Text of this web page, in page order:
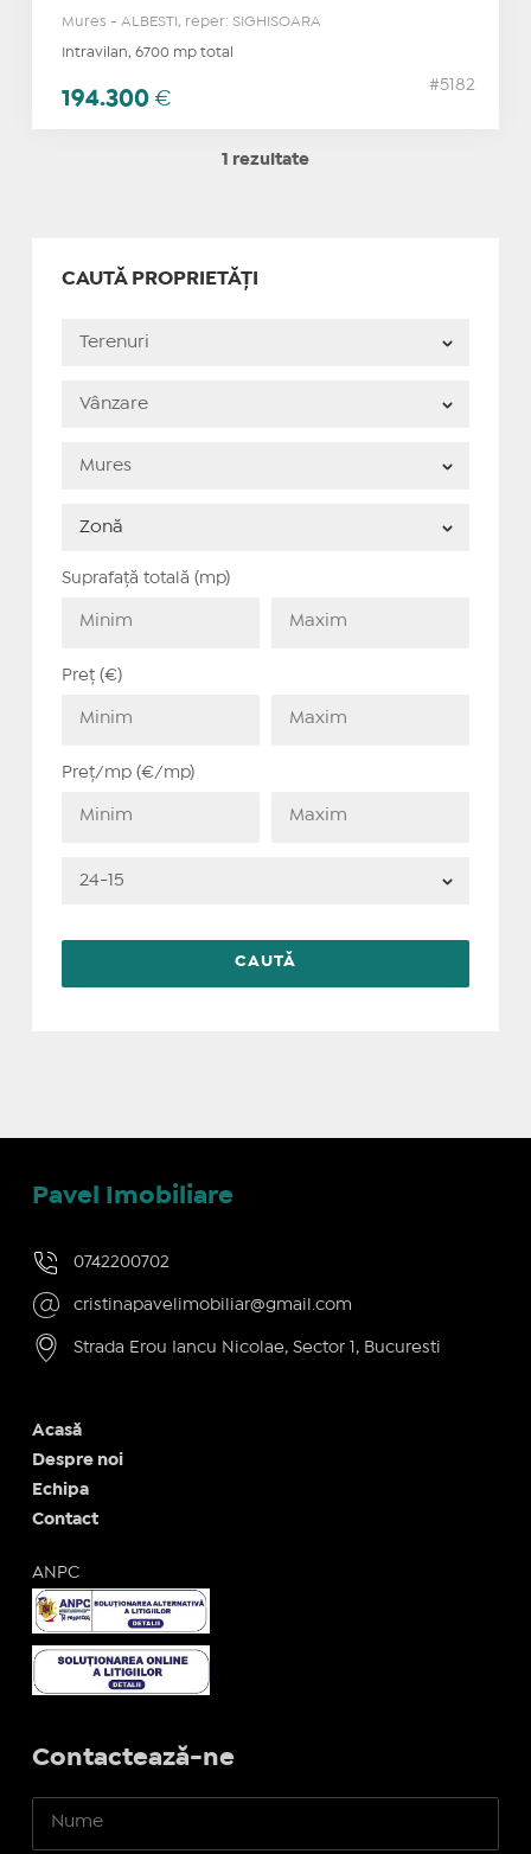
Mures - ALBESTI, reper: SIGHISOARA
Intravilan, 6700 mp total
194.300 €
#5182
1 rezultate
CAUTĂ PROPRIETĂȚI
Suprafață totală (mp)
Preț (€)
Preț/mp (€/mp)
Pavel Imobiliare
0742200702
cristinapavelimobiliar@gmail.com
Strada Erou Iancu Nicolae, Sector 1, Bucuresti
Acasă
Despre noi
Echipa
Contact
ANPC
Contactează-ne